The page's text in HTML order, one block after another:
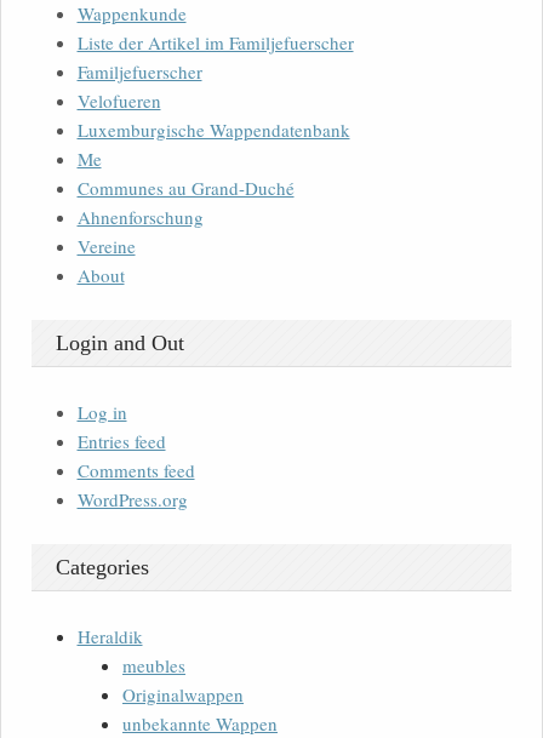
Wappenkunde
Liste der Artikel im Familjefuerscher
Familjefuerscher
Velofueren
Luxemburgische Wappendatenbank
Me
Communes au Grand-Duché
Ahnenforschung
Vereine
About
Login and Out
Log in
Entries feed
Comments feed
WordPress.org
Categories
Heraldik
meubles
Originalwappen
unbekannte Wappen